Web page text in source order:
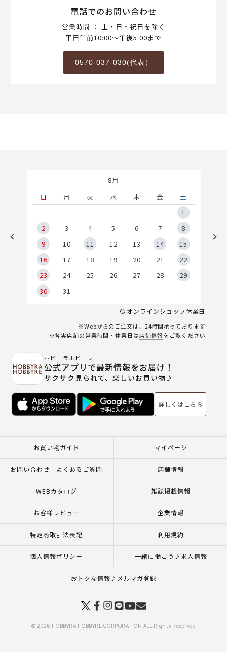
電話でのお問い合わせ
営業時間 ： 土・日・祝日を除く
平日午前10:00～午後5:00まで
0570-037-030(代表）
8月
日
月 火 水 木 金
土
1
2
3 4 5 6 7
8
9
10 11 12 13 14
15
16
17 18 19 20 21
22
23
24 25 26 27 28
29
30
31
オンラインショップ休業日
※Webからのご注文は、24時間承っております
※各実店舗の営業時間・休業日は店舗情報をご覧ください
ホビーラホビーレ
公式アプリで最新情報をお届け！
サクサク見られて、楽しいお買い物♪
詳しくはこちら
お買い物ガイド マイページ
お問い合わせ - よくあるご質問 店舗情報
WEBカタログ 雑誌掲載情報
お客様レビュー 企業情報
特定商取引法表記 利用規約
個人情報ポリシー 一緒に働こう♪求人情報
おトクな情報♪メルマガ登録
© 2026 HOBBYRA HOBBYRE CORPORATION ALL Rights Reserved